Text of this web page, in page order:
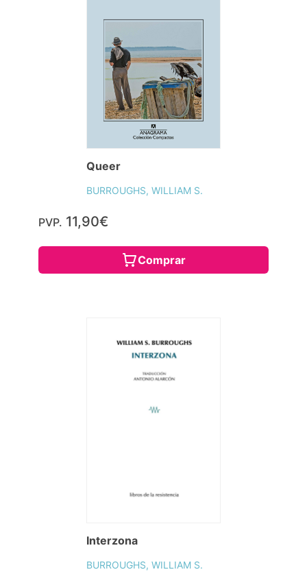
Queer
BURROUGHS, WILLIAM S.
PVP. 11,90€
Comprar
Interzona
BURROUGHS, WILLIAM S.